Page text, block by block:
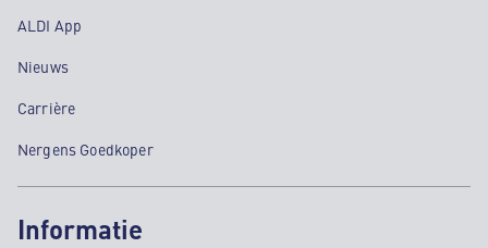
ALDI App
Nieuws
Carrière
Nergens Goedkoper
Informatie